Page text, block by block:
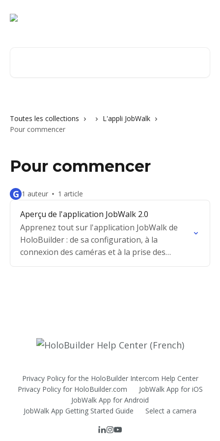
Toutes les collections
L'appli JobWalk
Pour commencer
Pour commencer
G 1 auteur 1 article
Aperçu de l'application JobWalk 2.0
Apprenez tout sur l'application JobWalk de
HoloBuilder : de sa configuration, à la
connexion des caméras et à la prise des
photos à 360°.
Privacy Policy for the HoloBuilder Intercom Help Center
Privacy Policy for HoloBuilder.com
JobWalk App for iOS
JobWalk App for Android
JobWalk App Getting Started Guide
Select a camera